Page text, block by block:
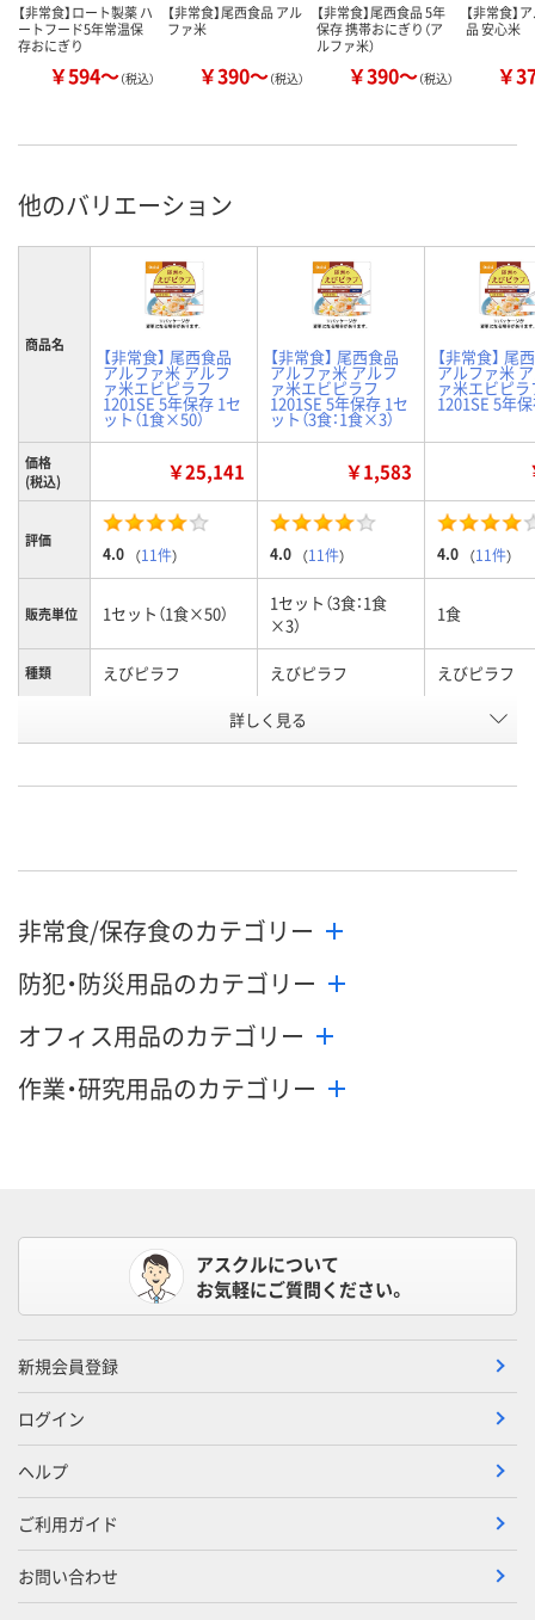
【非常食】ロート製薬 ハ
ートフード5年常温保
存おにぎり
￥594～（税込）
【非常食】尾西食品 アル
ファ米
￥390～（税込）
【非常食】尾西食品 5年
保存 携帯おにぎり（ア
ルファ米）
￥390～（税込）
【非常食】
品 安心米
￥
他のバリエーション
商品名
【非常食】 尾西食品
アルファ米 アルフ
ァ米エビピラフ
1201SE 5年保存 1セ
ット（1食×50）
【非常食】 尾西食品
アルファ米 アルフ
ァ米エビピラフ
1201SE 5年保存 1セ
ット（3食：1食×3）
【非常食】 尾
アルファ米
ァ米エビピラ
1201SE 5年
価格
(税込)
￥25,141 ￥1,583
評価
4.0 （11件） 4.0 （11件） 4.0 （11件）
販売単位 1セット（1食×50）
1セット（3食：1食
×3）
1食
種類 えびピラフ えびピラフ えびピラフ
3112922 3112913
数量
カゴへ
数量
カゴへ
詳しく見る
非常食/保存食のカテゴリー
防犯・防災用品のカテゴリー
オフィス用品のカテゴリー
作業・研究用品のカテゴリー
アスクルについて
お気軽にご質問ください。
新規会員登録
ログイン
ヘルプ
ご利用ガイド
お問い合わせ